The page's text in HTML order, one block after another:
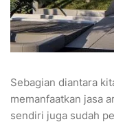
Sebagian diantara
memanfaatkan jasa
sendiri juga sudah